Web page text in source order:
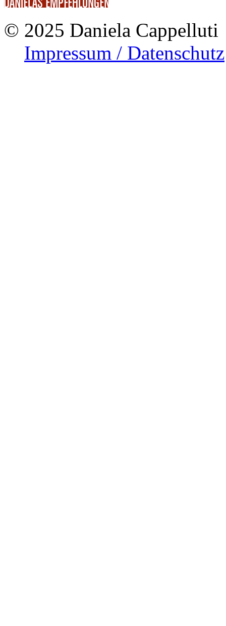
© 2025 Daniela Cappelluti
Impressum / Datenschutz